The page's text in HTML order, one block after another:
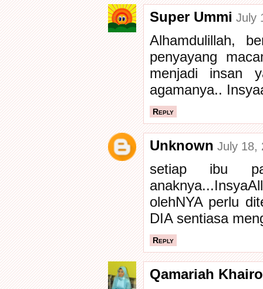
Super Ummi July
Alhamdulillah,
penyayang
menjadi insan
agamanya..
Reply
Unknown July 18,
setiap ibu
olehNYA perlu
DIA sentiasa
Reply
Qamariah